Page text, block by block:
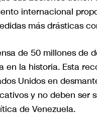
internacional
más drásticas
de 50 millones de
la historia. Esta
Unidos en
y no deben ser
de Venezuela.